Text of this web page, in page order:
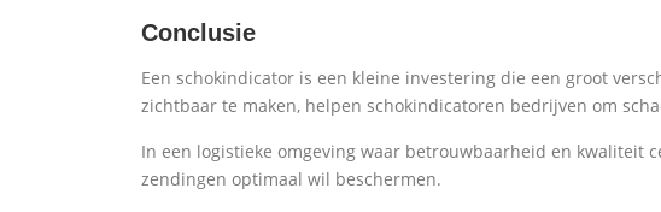
Conclusie
Een schokindicator is een kleine investering die een groot
zichtbaar te maken, helpen schokindicatoren bedrijven om
In een logistieke omgeving waar betrouwbaarheid en kwaliteit
zendingen optimaal wil beschermen.